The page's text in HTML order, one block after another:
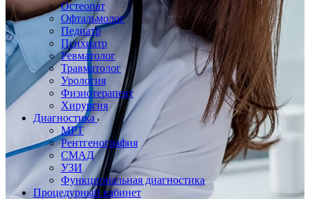
Остеопат
Офтальмолог
Педиатр
Психиатр
Ревматолог
Травматолог
Урология
Физиотерапевт
Хирургия
Диагностика
МРТ
Рентгенография
СМАД
УЗИ
Функциональная диагностика
Процедурный кабинет